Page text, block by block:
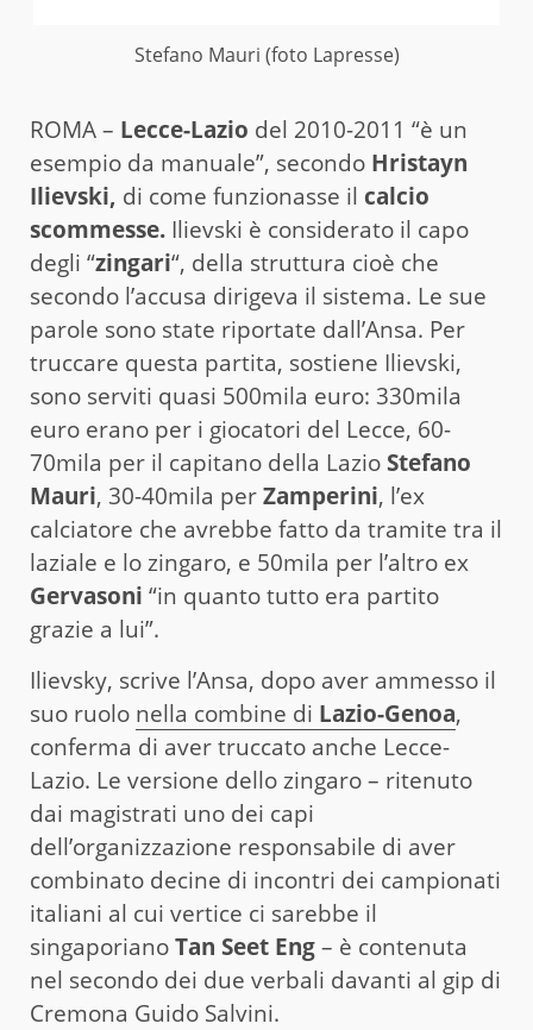
Stefano Mauri (foto Lapresse)
ROMA – Lecce-Lazio del 2010-2011 “è un
esempio da manuale”, secondo Hristayn
Ilievski, di come funzionasse il calcio
scommesse. Ilievski è considerato il capo
degli “zingari“, della struttura cioè che
secondo l’accusa dirigeva il sistema. Le sue
parole sono state riportate dall’Ansa. Per
truccare questa partita, sostiene Ilievski,
sono serviti quasi 500mila euro: 330mila
euro erano per i giocatori del Lecce, 60-
70mila per il capitano della Lazio Stefano
Mauri, 30-40mila perZamperini, l’ex
calciatore che avrebbe fatto da tramite tra il
laziale e lo zingaro, e 50mila per l’altro ex
Gervasoni “in quanto tutto era partito
grazie a lui”.
Ilievsky, scrive l’Ansa, dopo aver ammesso il
suo ruolo nella combine di Lazio-Genoa,
conferma di aver truccato anche Lecce-
Lazio. Le versione dello zingaro – ritenuto
dai magistrati uno dei capi
dell’organizzazione responsabile di aver
combinato decine di incontri dei campionati
italiani al cui vertice ci sarebbe il
singaporianoTan Seet Eng– è contenuta
nel secondo dei due verbali davanti al gip di
Cremona Guido Salvini.